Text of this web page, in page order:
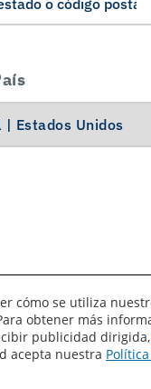
Cadenas de
cómo se utiliza
obtener más
publicidad dirigida,
acepta nuestra